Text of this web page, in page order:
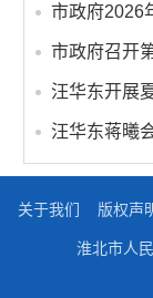
市政府召开
关于我们 版权声
淮北市人